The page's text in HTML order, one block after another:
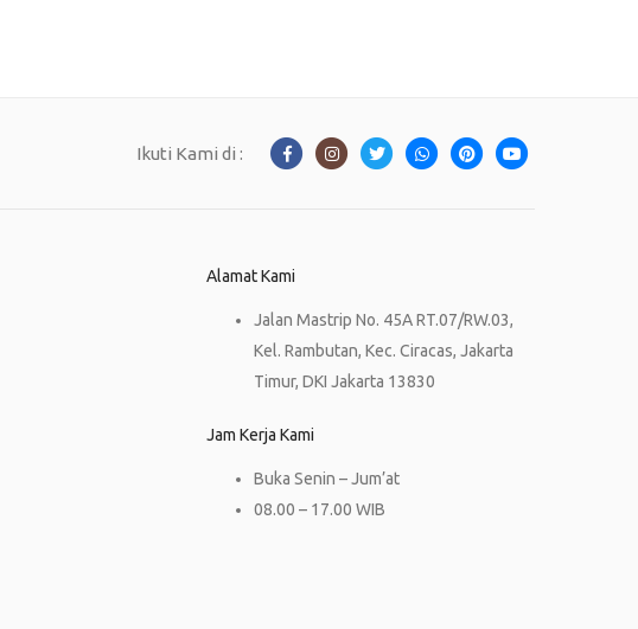
Ikuti Kami di :
Alamat Kami
Jalan Mastrip No. 45A RT.07/RW.03,
Kel. Rambutan, Kec. Ciracas, Jakarta
Timur, DKI Jakarta 13830
Jam Kerja Kami
Buka Senin – Jum’at
08.00 – 17.00 WIB